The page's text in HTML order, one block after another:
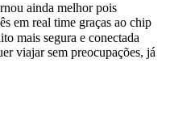
ainda melhor pois
em real time graças ao chip
mais segura e conectada
viajar sem preocupações, já